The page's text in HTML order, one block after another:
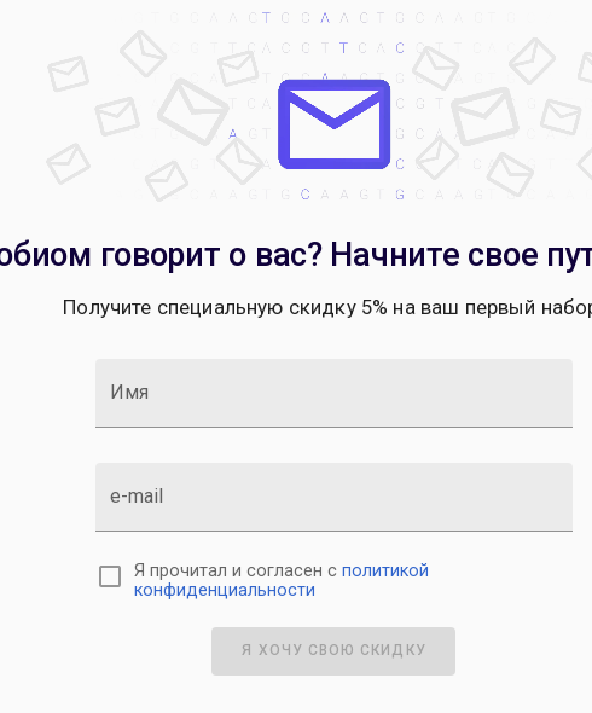
говорит о вас? Начните свое
Получите специальную скидку 5% на ваш первый
Имя
e-mail
Я прочитал и согласен с политикой
конфиденциальности
Я ХОЧУ СВОЮ СКИДКУ